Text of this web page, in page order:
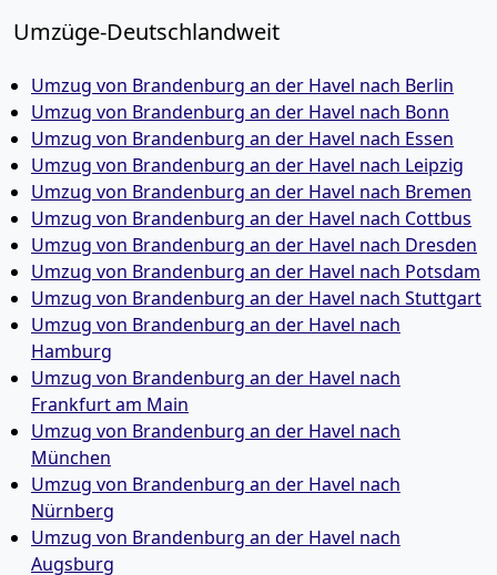
Umzüge-Deutschlandweit
Umzug von Brandenburg an der Havel nach Berlin
Umzug von Brandenburg an der Havel nach Bonn
Umzug von Brandenburg an der Havel nach Essen
Umzug von Brandenburg an der Havel nach Leipzig
Umzug von Brandenburg an der Havel nach Bremen
Umzug von Brandenburg an der Havel nach Cottbus
Umzug von Brandenburg an der Havel nach Dresden
Umzug von Brandenburg an der Havel nach Potsdam
Umzug von Brandenburg an der Havel nach Stuttgart
Umzug von Brandenburg an der Havel nach
Hamburg
Umzug von Brandenburg an der Havel nach
Frankfurt am Main
Umzug von Brandenburg an der Havel nach
München
Umzug von Brandenburg an der Havel nach
Nürnberg
Umzug von Brandenburg an der Havel nach
Augsburg